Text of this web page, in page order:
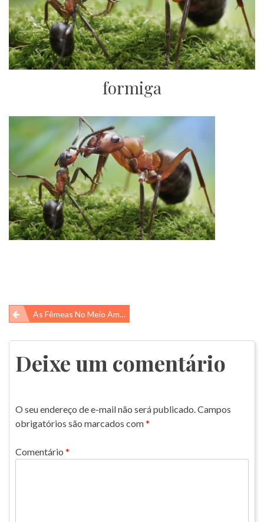
formiga
Navegação
de
Post
As Fêmeas No Meio Ambiente!
Deixe um comentário
O seu endereço de e-mail não será publicado.Campos
obrigatórios são marcados com*
Comentário *